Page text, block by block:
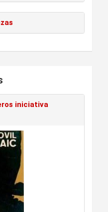
iniciativa